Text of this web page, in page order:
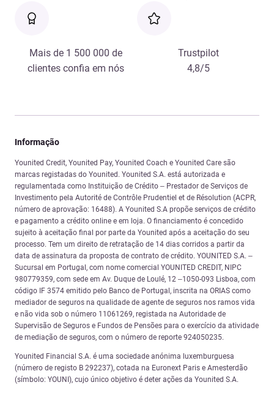
Mais de 1 500 000 de
clientes confia em nós
Trustpilot
4,8/5
Informação
Younited Credit, Younited Pay, Younited Coach e Younited Care são
marcas registadas do Younited. Younited S.A. está autorizada e
regulamentada como Instituição de Crédito – Prestador de Serviços de
Investimento pela Autorité de Contrôle Prudentiel et de Résolution (ACPR,
número de aprovação: 16488). A Younited S.A propõe serviços de crédito
e pagamento a crédito online e em loja. O financiamento é concedido
sujeito à aceitação final por parte da Younited após a aceitação do seu
processo. Tem um direito de retratação de 14 dias corridos a partir da
data de assinatura da proposta de contrato de crédito. YOUNITED S.A. –
Sucursal em Portugal, com nome comercial YOUNITED CREDIT, NIPC
980779359, com sede em Av. Duque de Loulé, 12 –1050-093 Lisboa, com
código IF 3574 emitido pelo Banco de Portugal, inscrita na ORIAS como
mediador de seguros na qualidade de agente de seguros nos ramos vida
e não vida sob o número 11061269, registada na Autoridade de
Supervisão de Seguros e Fundos de Pensões para o exercício da atividade
de mediação de seguros, com o número de reporte 924050235.
Younited Financial S.A. é uma sociedade anónima luxemburguesa
(número de registo B 292237), cotada na Euronext Paris e Amesterdão
(símbolo: YOUNI), cujo único objetivo é deter ações da Younited S.A.